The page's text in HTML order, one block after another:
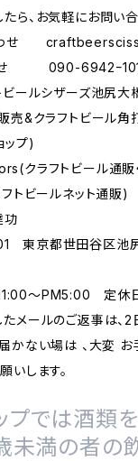
ら、お気軽にお問い合
わせ
せ 090-6942ｰ
ビールシザーズ池尻大
売&クラフトビール角
ップ)
クラフトビール通販
フトビールネット通販)
功
東京都世田谷区
～PM5:00 定休
メールのご返事は、
かない場は 、大変
いします。
プでは酒類
未満の者の